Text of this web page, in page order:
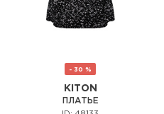
- 30 %
KITON
ПЛАТЬЕ